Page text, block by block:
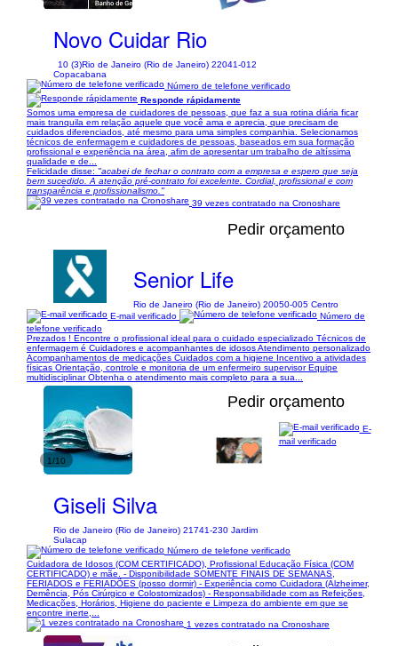
Novo Cuidar Rio
10 (3)Rio de Janeiro (Rio de Janeiro) 22041-012
Copacabana
Número de telefone verificado
Responde rápidamente
Somos uma empresa de cuidadores de pessoas, que faz a sua rotina diária ficar
mais tranquila em relação aquele que você ama e aprecia, que precisam de
cuidados diferenciados, até mesmo para uma simples companhia. Selecionamos
técnicos de enfermagem e cuidadores de pessoas, baseados em sua formação
profissional e experiência na área, afim de apresentar um trabalho de altíssima
qualidade e de...
Felicidade disse: "acabei de fechar o contrato com a empresa e espero que seja
bem sucedido. A atenção pré-contrato foi excelente. Cordial, profissional e com
transparência e profissionalismo."
39 vezes contratado na Cronoshare
Pedir orçamento
Senior Life
Rio de Janeiro (Rio de Janeiro) 20050-005 Centro
E-mail verificado
Número de
telefone verificado
Prezados ! Encontre o profissional ideal para o cuidado especializado Técnicos de
enfermagem é Cuidadores e acompanhantes de idosos Atendimento personalizado
Acompanhamentos de medicações Cuidados com a higiene Incentivo a atividades
físicas Orientação, controle e monitoria de um enfermeiro supervisor Equipe
multidisciplinar Obtenha o atendimento mais completo para a sua...
1/10
Pedir orçamento
Giseli Silva
Rio de Janeiro (Rio de Janeiro) 21741-230 Jardim
Sulacap
E-
mail verificado
Número de telefone verificado
Cuidadora de Idosos (COM CERTIFICADO), Profissional Educação Física (COM
CERTIFICADO) e mãe. - Disponibilidade SOMENTE FINAIS DE SEMANAS,
FERIADOS e FERIADÕES (posso dormir) - Experiência como Cuidadora (Alzheimer,
Demência, Pós Cirúrgico e Colostomizados) - Responsabilidade com as Refeições,
Medicações, Horários, Higiene do paciente e Limpeza do ambiente em que se
encontre inerte,...
1 vezes contratado na Cronoshare